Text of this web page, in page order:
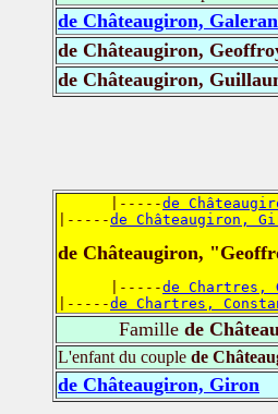
de Châteaugiron, Galeran
de Châteaugiron,
de Châteaugiron,
      |-----
de
|-----de Châteaugiron,
de Châteaugiron,
      |-----
de Chartres,
|-----de Chartres,
Famillede
L'enfant du couple de
de Châteaugiron, Giron